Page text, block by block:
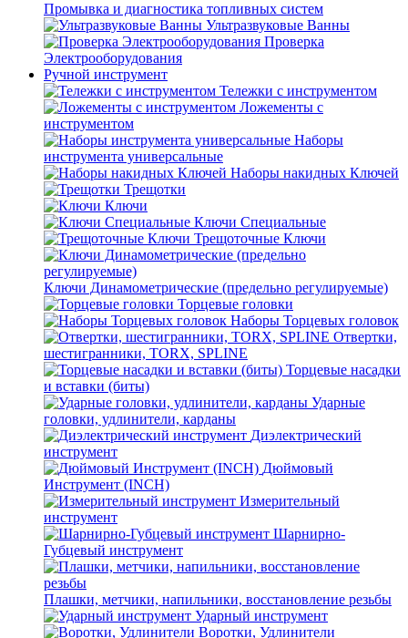
Промывка и диагностика топливных систем
Ультразвуковые Ванны
Проверка
Электрооборудования
Ручной инструмент
Тележки с инструментом
Ложементы с
инструментом
Наборы
инструмента универсальные
Наборы накидных Ключей
Трещотки
Ключи
Ключи Специальные
Трещоточные Ключи
Ключи Динамометрические (предельно регулируемые)
Торцевые головки
Наборы Торцевых головок
Отвертки,
шестигранники, TORX, SPLINE
Торцевые насадки
и вставки (биты)
Ударные
головки, удлинители, карданы
Диэлектрический
инструмент
Дюймовый
Инструмент (INCH)
Измерительный
инструмент
Шарнирно-
Губцевый инструмент
Плашки, метчики, напильники, восстановление резьбы
Ударный инструмент
Воротки, Удлинители